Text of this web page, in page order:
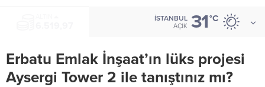
İSTANBUL
AÇIK 31°C
Erbatu Emlak İnşaat’ın lüks projesi
Aysergi Tower 2 ile tanıştınız mı?